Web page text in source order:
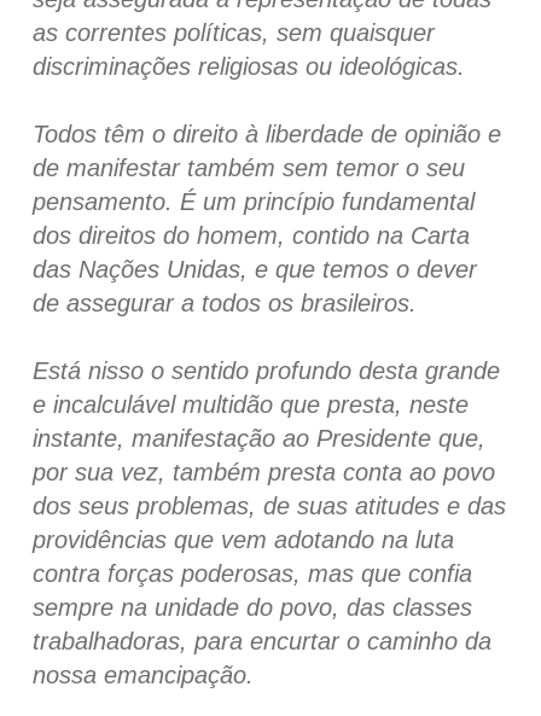
as correntes políticas, sem quaisquer
discriminações religiosas ou ideológicas.
Todos têm o direito à liberdade de opinião e
de manifestar também sem temor o seu
pensamento. É um princípio fundamental
dos direitos do homem, contido na Carta
das Nações Unidas, e que temos o dever
de assegurar a todos os brasileiros.
Está nisso o sentido profundo desta grande
e incalculável multidão que presta, neste
instante, manifestação ao Presidente que,
por sua vez, também presta conta ao povo
dos seus problemas, de suas atitudes e das
providências que vem adotando na luta
contra forças poderosas, mas que confia
sempre na unidade do povo, das classes
trabalhadoras, para encurtar o caminho da
nossa emancipação.